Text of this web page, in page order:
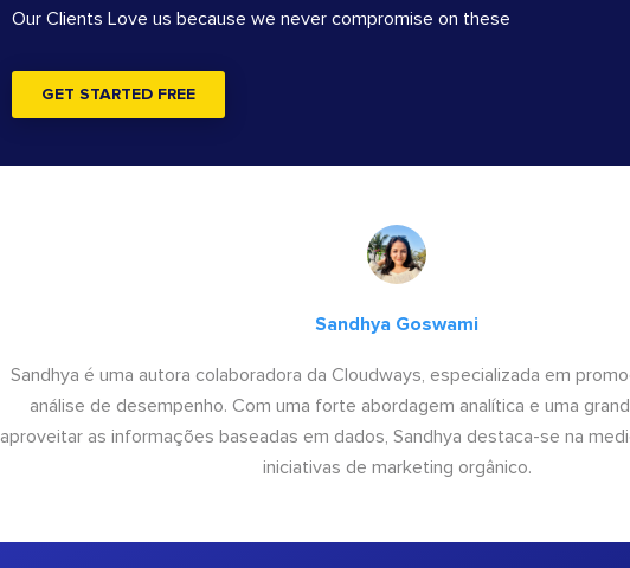
Our Clients Love us because we never compromise on these
GET STARTED FREE
Sandhya Goswami
Sandhya é uma autora colaboradora da Cloudways, especializada em
análise de desempenho. Com uma forte abordagem analítica e uma
aproveitar as informações baseadas em dados, Sandhya destaca-se na
iniciativas de marketing orgânico.